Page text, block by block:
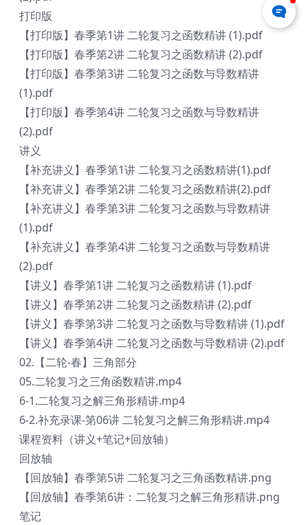
打印版
【打印版】春季第1讲 二轮复习之函数精讲 (1).pdf
【打印版】春季第2讲 二轮复习之函数精讲 (2).pdf
【打印版】春季第3讲 二轮复习之函数与导数精讲
(1).pdf
【打印版】春季第4讲 二轮复习之函数与导数精讲
(2).pdf
讲义
【补充讲义】春季第1讲 二轮复习之函数精讲(1).pdf
【补充讲义】春季第2讲 二轮复习之函数精讲(2).pdf
【补充讲义】春季第3讲 二轮复习之函数与导数精讲
(1).pdf
【补充讲义】春季第4讲 二轮复习之函数与导数精讲
(2).pdf
【讲义】春季第1讲 二轮复习之函数精讲 (1).pdf
【讲义】春季第2讲 二轮复习之函数精讲 (2).pdf
【讲义】春季第3讲 二轮复习之函数与导数精讲 (1).pdf
【讲义】春季第4讲 二轮复习之函数与导数精讲 (2).pdf
02.【二轮-春】三角部分
05.二轮复习之三角函数精讲.mp4
6-1.二轮复习之解三角形精讲.mp4
6-2.补充录课-第06讲 二轮复习之解三角形精讲.mp4
课程资料（讲义+笔记+回放轴）
回放轴
【回放轴】春季第5讲 二轮复习之三角函数精讲.png
【回放轴】春季第6讲：二轮复习之解三角形精讲.png
笔记